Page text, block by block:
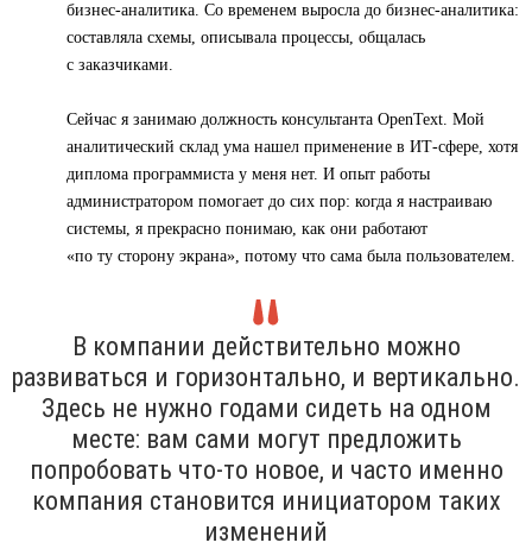
бизнес-аналитика. Со временем выросла до бизнес-аналитика:
составляла схемы, описывала процессы, общалась
с заказчиками.
Сейчас я занимаю должность консультанта OpenText. Мой
аналитический склад ума нашел применение в ИТ-сфере, хотя
диплома программиста у меня нет. И опыт работы
администратором помогает до сих пор: когда я настраиваю
системы, я прекрасно понимаю, как они работают
«по ту сторону экрана», потому что сама была пользователем.
В компании действительно можно
развиваться и горизонтально, и вертикально.
Здесь не нужно годами сидеть на одном
месте: вам сами могут предложить
попробовать что-то новое, и часто именно
компания становится инициатором таких
изменений